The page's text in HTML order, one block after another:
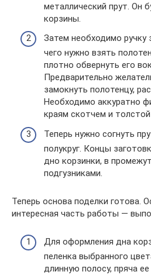
металлический прут. Он
корзины.
Затем необходимо ручку
чего нужно взять
плотно обвернуть его
Предварительно
замокнуть полотенцу,
Необходимо аккуратно
краям скотчем и
Теперь нужно согнуть
полукруг. Концы
дно корзинки, в
подгузниками.
Теперь основа поделки готова.
интересная часть работы —
Для оформления дна
пеленка выбранного
длинную полосу, пряча